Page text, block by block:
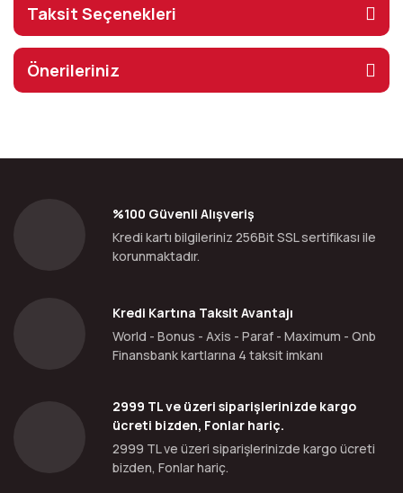
Taksit Seçenekleri
Önerileriniz
%100 Güvenli Alışveriş
Kredi kartı bilgileriniz 256Bit SSL sertifikası ile
korunmaktadır.
Kredi Kartına Taksit Avantajı
World - Bonus - Axis - Paraf - Maximum - Qnb
Finansbank kartlarına 4 taksit imkanı
2999 TL ve üzeri siparişlerinizde kargo
ücreti bizden, Fonlar hariç.
2999 TL ve üzeri siparişlerinizde kargo ücreti
bizden, Fonlar hariç.